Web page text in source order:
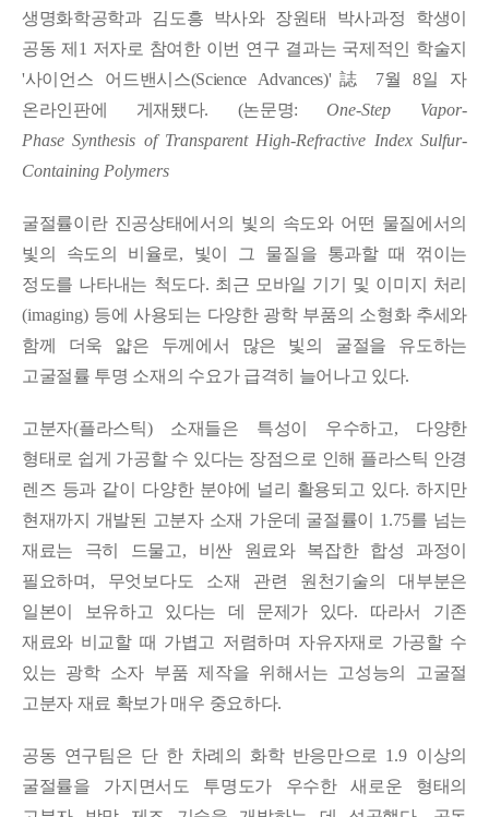
생명화학공학과 김도흥 박사와 장원태 박사과정 학생이
공동 제1 저자로 참여한 이번 연구 결과는 국제적인 학술지
'사이언스 어드밴시스(Science Advances)'誌 7월 8일 자
온라인판에 게재됐다. (논문명:One-Step Vapor-
Phase Synthesis of Transparent High-Refractive Index Sulfur-
Containing Polymers
굴절률이란 진공상태에서의 빛의 속도와 어떤 물질에서의
빛의 속도의 비율로, 빛이 그 물질을 통과할 때 꺾이는
정도를 나타내는 척도다. 최근 모바일 기기 및 이미지 처리
(imaging) 등에 사용되는 다양한 광학 부품의 소형화 추세와
함께 더욱 얇은 두께에서 많은 빛의 굴절을 유도하는
고굴절률 투명 소재의 수요가 급격히 늘어나고 있다.
고분자(플라스틱) 소재들은 특성이 우수하고, 다양한
형태로 쉽게 가공할 수 있다는 장점으로 인해 플라스틱 안경
렌즈 등과 같이 다양한 분야에 널리 활용되고 있다. 하지만
현재까지 개발된 고분자 소재 가운데 굴절률이 1.75를 넘는
재료는 극히 드물고, 비싼 원료와 복잡한 합성 과정이
필요하며 , 무엇보다도 소재 관련 원천기술의 대부분은
일본이 보유하고 있다는 데 문제가 있다. 따라서 기존
재료와 비교할 때 가볍고 저렴하며 자유자재로 가공할 수
있는 광학 소자 부품 제작을 위해서는 고성능의 고굴절
고분자 재료 확보가 매우 중요하다.
공동 연구팀은 단 한 차례의 화학 반응만으로 1.9 이상의
굴절률을 가지면서도 투명도가 우수한 새로운 형태의